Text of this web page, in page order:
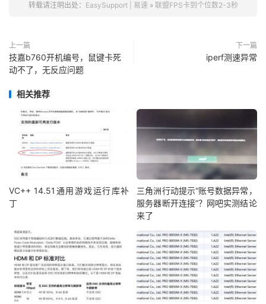
转载请注明出处： EasySupport | 易速 » 联盟FPS卡到个位数2-3秒
上一篇
技嘉b760开机编号，鼠键卡死
动不了，无反应问题
下一篇
iperf测速异常
相关推荐
VC++ 14.51通用游戏运行库补
丁
三角洲行动提示“账号数据异常，
服务器断开连接”？网吧实测结论
来了